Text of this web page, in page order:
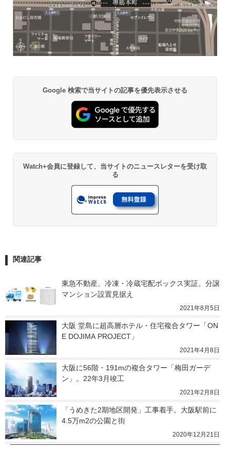
Google 検索で当サイトの記事を優先表示させる
Watch+会員に登録して、当サイトのニュースレターを受け取
る
関連記事
東急不動産、冷凍・冷蔵宅配ボックス実証。分譲
マンション設置見据え
2021年8月5日
大阪 堂島に超高層ホテル・住宅複合タワー「ON
E DOJIMA PROJECT」
2021年4月8日
大阪に56階・191mの複合タワー「梅田ガーデ
ン」。22年3月竣工
2021年2月8日
「うめきた2期地区開発」工事着手。大阪駅前に
4.5万m2の公園と街
2020年12月21日